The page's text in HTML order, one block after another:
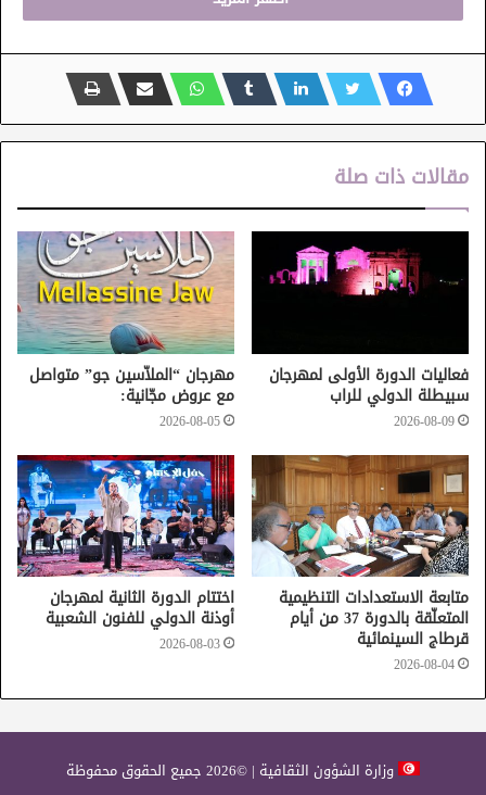
المشاركين وهم من ممتهني فن الفسيفساء وممارسيه،
وعددهم 40 فنانا وفنانة من تونس ومن بلدان عربية وعالمية
أيضا.
وقد اشتغل كلّ هؤلاء على جداريات فسيفسائية تمثل المواقع
الأثريّة الوطنية المصنّفة من قبل اليونسكو تراثا عالميا للإنسانية.
الملتقى الدولي لفن الفسيفساء
مقالات ذات صلة
فعاليات الدورة الأولى لمهرجان
سبيطلة الدولي للراب
2026-08-09
مهرجان “الملاّسين جو” متواصل
مع عروض مجّانية:
2026-08-05
متابعة الاستعدادات التنظيمية
المتعلّقة بالدورة 37 من أيام
قرطاج السينمائية
2026-08-04
اختتام الدورة الثانية لمهرجان
أوذنة الدولي للفنون الشعبية
2026-08-03
وزارة الشؤون الثقافية | ©2026 جميع الحقوق محفوظة